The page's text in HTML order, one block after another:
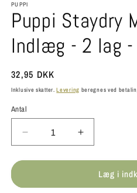
1
i
modus
PUPPI
Puppi Staydry
Indlæg - 2 lag
Normalpris
32,95 DKK
Inklusive skatter.Levering beregnes ved
Antal
Antal
Reducer
antallet
for
Staydry
Øg
antallet
for
Puppi
Staydry
Læg i